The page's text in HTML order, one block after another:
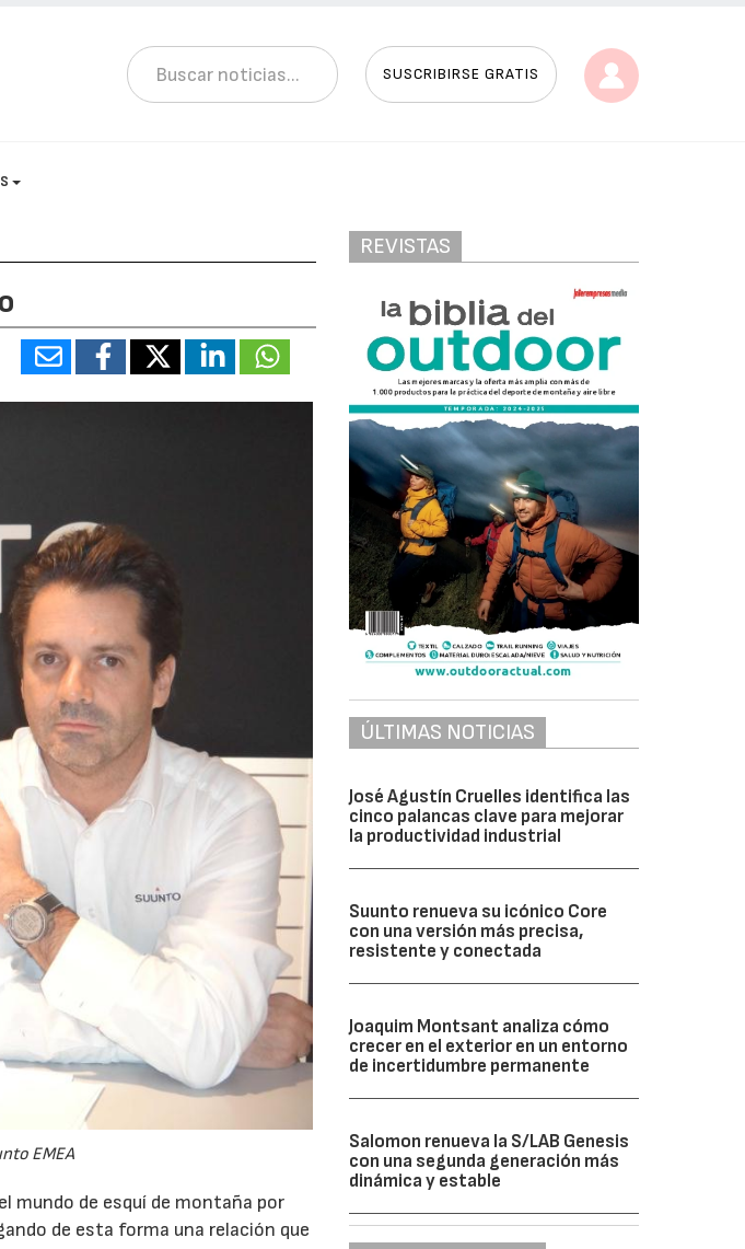
SUSCRIBIRSE GRATIS
EMEA
mundo de esquí de montaña por
de esta forma una relación que
REVISTAS
ÚLTIMAS NOTICIAS
José Agustín Cruelles identifica las
cinco palancas clave para mejorar
la productividad industrial
Suunto renueva su icónico Core
con una versión más precisa,
resistente y conectada
Joaquim Montsant analiza cómo
crecer en el exterior en un entorno
de incertidumbre permanente
Salomon renueva la S/LAB Genesis
con una segunda generación más
dinámica y estable